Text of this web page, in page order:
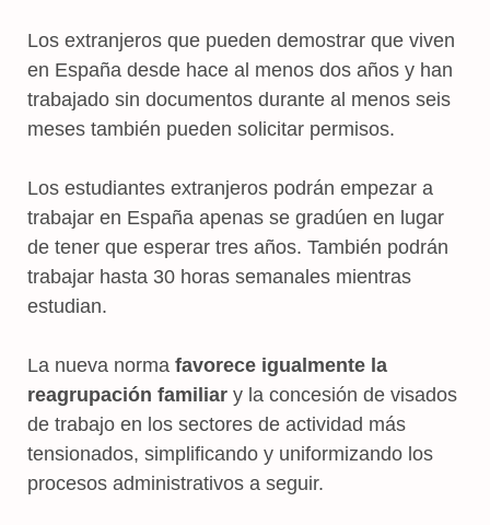
Los extranjeros que pueden demostrar que viven
en España desde hace al menos dos años y han
trabajado sin documentos durante al menos seis
meses también pueden solicitar permisos.
Los estudiantes extranjeros podrán empezar a
trabajar en España apenas se gradúen en lugar
de tener que esperar tres años. También podrán
trabajar hasta 30 horas semanales mientras
estudian.
La nueva norma favorece igualmente la
reagrupación familiar y la concesión de visados
de trabajo en los sectores de actividad más
tensionados, simplificando y uniformizando los
procesos administrativos a seguir.